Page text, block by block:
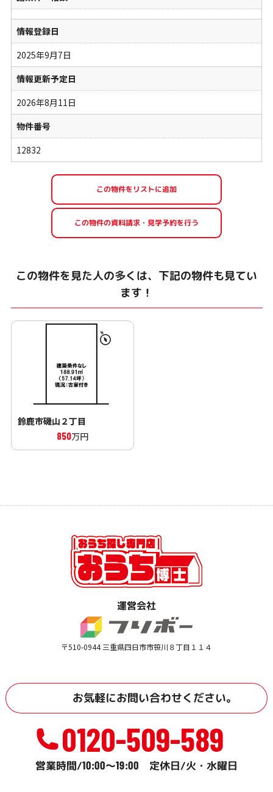
情報登録日
2025年9月7日
情報更新予定日
2026年8月11日
物件番号
12832
この物件を見た人の多くは、下記の物件も見てい
ます！
鈴鹿市磯山２丁目
850万円
運営会社
〒510-0944 三重県四日市市笹川８丁目１１４
お気軽にお問い合わせください。
0120-509-589
営業時間/10:00～19:00 定休日/火・水曜日